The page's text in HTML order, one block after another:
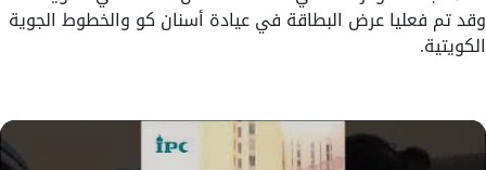
وقد تم فعليا عرض البطاقة في عيادة أسنان كو والخطوط الجوية
الكويتية.